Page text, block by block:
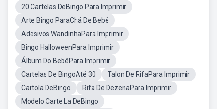
20 Cartelas DeBingo Para Imprimir
Arte Bingo ParaChá De Bebê
Adesivos WandinhaPara Imprimir
Bingo HalloweenPara Imprimir
Álbum Do BebêPara Imprimir
Cartelas De BingoAté 30
Talon De RifaPara Imprimir
Cartola DeBingo
Rifa De DezenaPara Imprimir
Modelo Carte La DeBingo